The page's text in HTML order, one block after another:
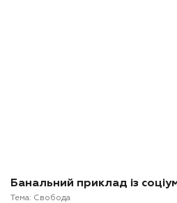
Банальний приклад із
Тема: Свобода